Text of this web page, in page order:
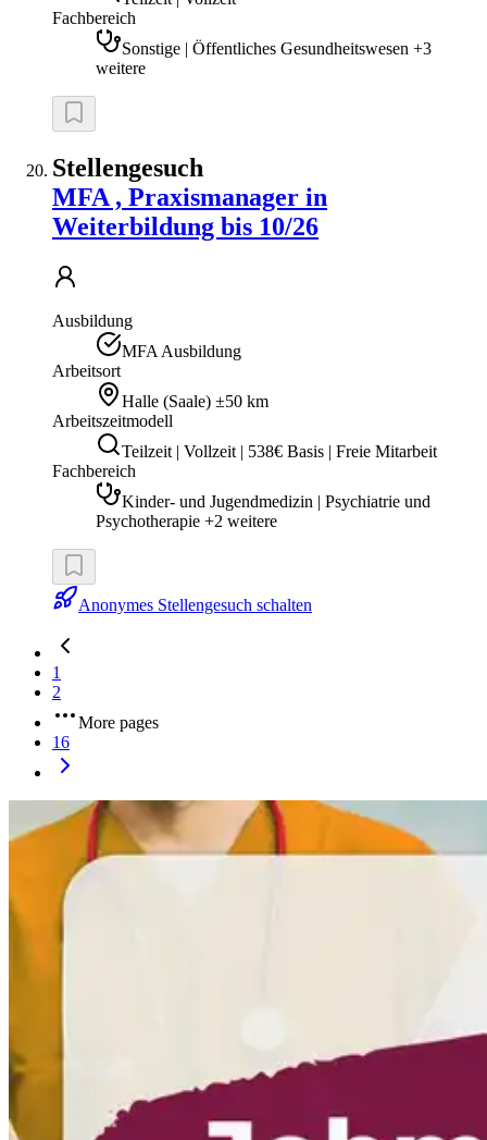
Fachbereich
Sonstige | Öffentliches Gesundheitswesen +3
weitere
Stellengesuch
MFA , Praxismanager in
Weiterbildung bis 10/26
Ausbildung
MFA Ausbildung
Arbeitsort
Halle (Saale) ±50 km
Arbeitszeitmodell
Teilzeit | Vollzeit | 538€ Basis | Freie Mitarbeit
Fachbereich
Kinder- und Jugendmedizin | Psychiatrie und
Psychotherapie +2 weitere
Anonymes Stellengesuch schalten
1
2
More pages
16